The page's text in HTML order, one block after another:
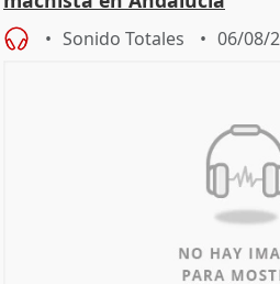
Sonido Totales 06/08/